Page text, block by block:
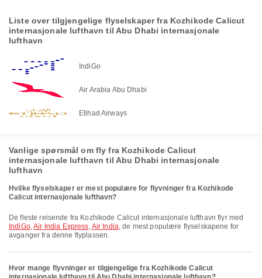
Liste over tilgjengelige flyselskaper fra Kozhikode Calicut
internasjonale lufthavn til Abu Dhabi internasjonale
lufthavn
IndiGo
Air Arabia Abu Dhabi
Etihad Airways
Vanlige spørsmål om fly fra Kozhikode Calicut
internasjonale lufthavn til Abu Dhabi internasjonale
lufthavn
Hvilke flyselskaper er mest populære for flyvninger fra Kozhikode
Calicut internasjonale lufthavn?
De fleste reisende fra Kozhikode Calicut internasjonale lufthavn flyr med
IndiGo,Air India Express,Air India, de mest populære flyselskapene for
avganger fra denne flyplassen.
Hvor mange flyvninger er tilgjengelige fra Kozhikode Calicut